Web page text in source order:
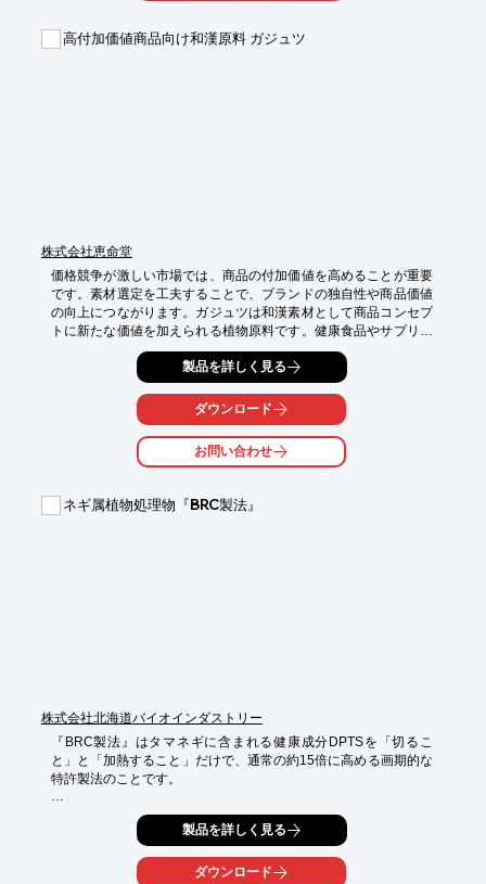
【導入の効果】
高付加価値商品向け和漢原料 ガジュツ
株式会社恵命堂
価格競争が激しい市場では、商品の付加価値を高めることが重要
です。素材選定を工夫することで、ブランドの独自性や商品価値
の向上につながります。ガジュツは和漢素材として商品コンセプ
トに新たな価値を加えられる植物原料です。健康食品やサプリメ
ントなど、付加価値商品の企画・開発をサポートします。
製品を詳しく見る
ダウンロード
お問い合わせ
ネギ属植物処理物『BRC製法』
株式会社北海道バイオインダストリー
『BRC製法』はタマネギに含まれる健康成分DPTSを「切るこ
と」と「加熱すること」だけで、通常の約15倍に高める画期的な
特許製法のことです。
■特許で認められた健康成分DTPSを無添加で多量に生成
※詳しくはPDFをダウンロード頂くか、お気軽にお問い合わせ下
製品を詳しく見る
ダウンロード